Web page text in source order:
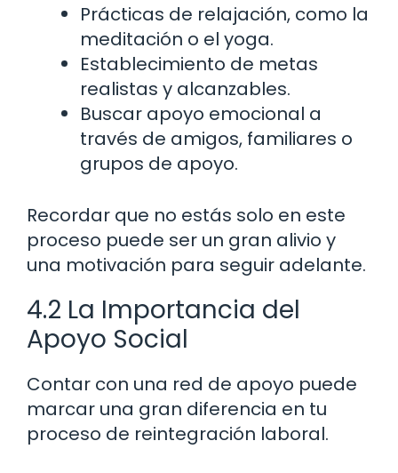
Prácticas de relajación, como la
meditación o el yoga.
Establecimiento de metas
realistas y alcanzables.
Buscar apoyo emocional a
través de amigos, familiares o
grupos de apoyo.
Recordar que no estás solo en este
proceso puede ser un gran alivio y
una motivación para seguir adelante.
4.2 La Importancia del
Apoyo Social
Contar con una red de apoyo puede
marcar una gran diferencia en tu
proceso de reintegración laboral.